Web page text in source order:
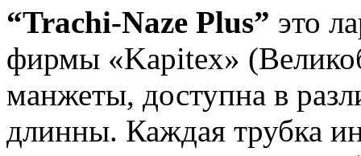
“Trachi-Naze Plus” это
фирмы «Kapitex»
манжеты, доступна в
длинны. Каждая трубка